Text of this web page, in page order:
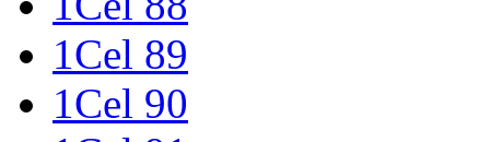
1Cel 89
1Cel 90